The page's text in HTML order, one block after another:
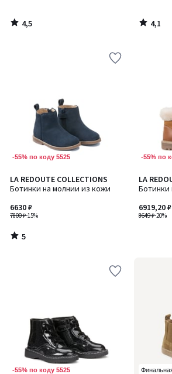
4,5
/
4,1
/
-55% по коду 5525
LA REDOUTE COLLECTIONS
Ботинки на молнии из кожи
7800 ₽-15%
6630 ₽
5
/
5
/
-55% по
LA
Ботинки
8649 ₽-20%
6919,20 ₽
-55% по коду 5525